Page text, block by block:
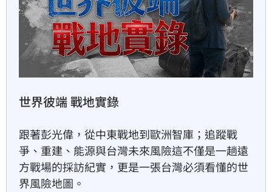
藍稱蘇巧慧「不給講話」樹林
里長現身打臉
43分鐘前
12生肖本周運勢出爐　屬虎勇
53分鐘前
世界彼端 戰地實錄
跟著彭光偉，從中東戰地到歐洲智庫；追蹤戰
爭、重建、能源與台灣未來風險這不僅是一趟遠
方戰場的採訪紀實，更是一張台灣必須看懂的世
界風險地圖。